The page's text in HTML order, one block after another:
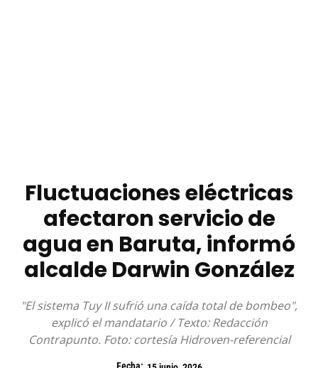
Fluctuaciones eléctricas
afectaron servicio de
agua en Baruta, informó
alcalde Darwin González
"El sistema Tuy II sufrió una caída total de bombeo",
explicó el mandatario / Texto: Redacción
Contrapunto. Foto: cortesía Hidroven-referencial